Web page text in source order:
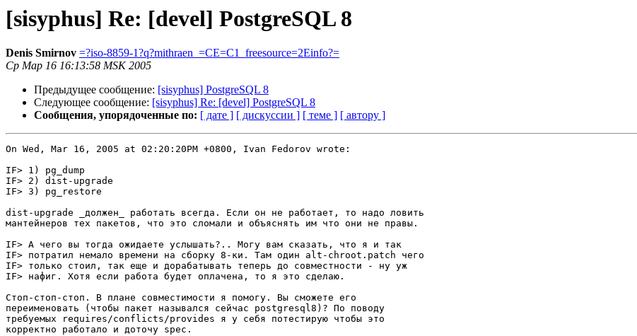
[sisyphus] Re: [devel] PostgreSQL 8
Denis Smirnov =?iso-8859-1?q?mithraen_=CE=C1_freesource=2Einfo?=
Ср Мар 16 16:13:58 MSK 2005
Предыдущее сообщение: [sisyphus] PostgreSQL 8
Следующее сообщение: [sisyphus] Re: [devel] PostgreSQL 8
Сообщения, упорядоченные по: [ дате ] [ дискуссии ] [ теме ] [ автору ]
On Wed, Mar 16, 2005 at 02:20:20PM +0800, Ivan Fedorov wrote:
IF> 1) pg_dump
IF> 2) dist-upgrade
IF> 3) pg_restore
dist-upgrade _должен_ работать всегда. Если он не работает, то надо ловить
мантейнеров тех пакетов, что это сломали и объяснять им что они не правы.
IF> А чего вы тогда ожидаете услышать?.. Могу вам сказать, что я и так
IF> потратил немало времени на сборку 8-ки. Там один alt-chroot.patch чего
IF> только стоил, так еще и дорабатывать теперь до совместности - ну уж
IF> нафиг. Хотя если работа будет оплачена, то я это сделаю.
Стоп-стоп-стоп. В плане совместимости я помогу. Вы сможете его
переименовать (чтобы пакет назывался сейчас postgresql8)? По поводу
требуемых requires/conflicts/provides я у себя потестирую чтобы это
корректно работало и доточу spec.